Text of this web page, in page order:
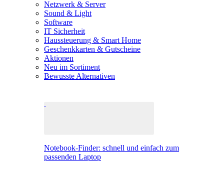
Netzwerk & Server
Sound & Light
Software
IT Sicherheit
Haussteuerung & Smart Home
Geschenkkarten & Gutscheine
Aktionen
Neu im Sortiment
Bewusste Alternativen
Notebook-Finder: schnell und einfach zum
passenden Laptop